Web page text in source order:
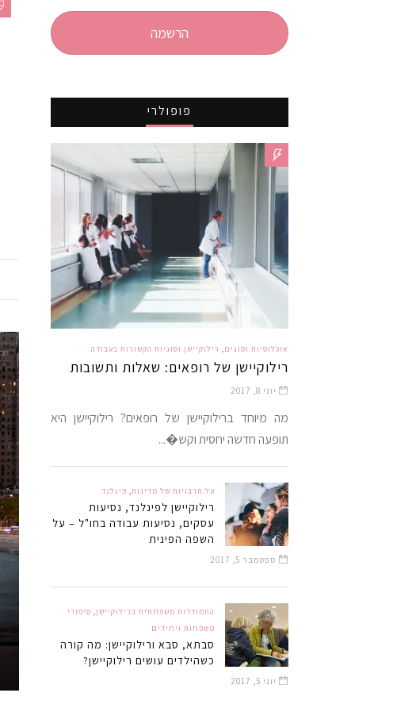
הרשמה
פופולרי
אוכלוסיות וסוגים, רילוקיישן וסוגיות הקשורות בעבודה
רילוקיישן של רופאים: שאלות ותשובות
יוני 8, 2017
מה מיוחד ברילוקיישן של רופאים? רילוקיישן היא
תופעה חדשה יחסית וקש�...
על תרבויות של מדינות, פינלנד
רילוקיישן לפינלנד, נסיעות
עסקים, נסיעות עבודה בחו"ל – על
השפה הפינית
ספטמבר 5, 2017
התמודדות משפחתית ברילוקיישן, סיפורי
משפחות ויחידים
סבתא, סבא ורילוקיישן: מה קורה
כשהילדים עושים רילוקיישן?
יוני 5, 2017